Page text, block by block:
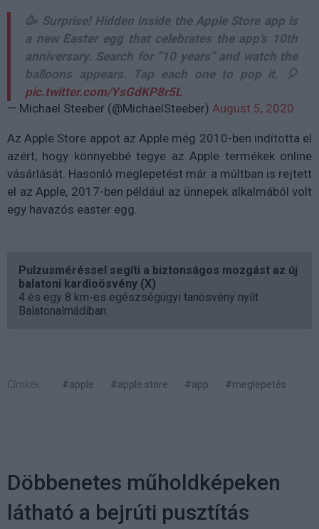
🥳 Surprise! Hidden inside the Apple Store app is
a new Easter egg that celebrates the app’s 10th
anniversary. Search for “10 years” and watch the
balloons appears. Tap each one to pop it. 🎈
pic.twitter.com/YsGdKP8r5L
— Michael Steeber (@MichaelSteeber) August 5, 2020
Az Apple Store appot az Apple még 2010-ben indította el
azért, hogy könnyebbé tegye az Apple termékek online
vásárlását. Hasonló meglepetést már a múltban is rejtett
el az Apple, 2017-ben például az ünnepek alkalmából volt
egy havazós easter egg.
Pulzusméréssel segíti a biztonságos mozgást az új
balatoni kardioösvény (X)
4 és egy 8 km-es egészségügyi tanösvény nyílt
Balatonalmádiban.
Címkék: #apple #apple store #app #meglepetés
Döbbenetes műholdképeken
látható a bejrúti pusztítás